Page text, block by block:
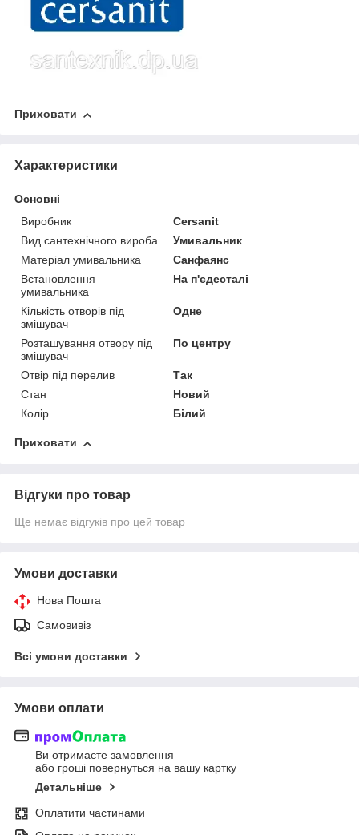
Приховати
Характеристики
Основні
Виробник
Cersanit
Вид сантехнічного вироба
Умивальник
Матеріал умивальника
Санфаянс
Встановлення
умивальника
На п'єдесталі
Кількість отворів під
змішувач
Одне
Розташування отвору під
змішувач
По центру
Отвір під перелив
Так
Стан
Новий
Колір
Білий
Приховати
Відгуки про товар
Ще немає відгуків про цей товар
Умови доставки
Нова Пошта
Самовивіз
Всі умови доставки
Умови оплати
Ви отримаєте замовлення
або гроші повернуться на вашу картку
Детальніше
Оплатити частинами